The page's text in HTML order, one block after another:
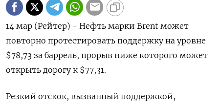
14 мар (Рейтер) - Нефть марки Brent может
повторно протестировать поддержку на уровне
$78,73 за баррель, прорыв ниже которого может
открыть дорогу к $77,31.
Резкий отскок, вызванный поддержкой,